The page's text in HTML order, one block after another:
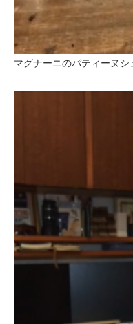
マグナーニのパティーヌシ